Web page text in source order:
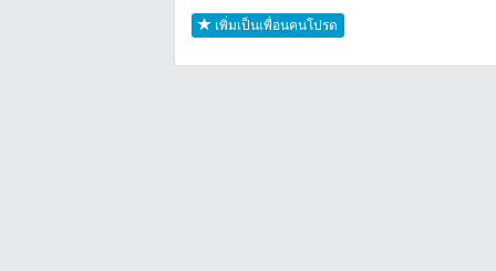
เพิ่มเป็นเพื่อนคนโปรด